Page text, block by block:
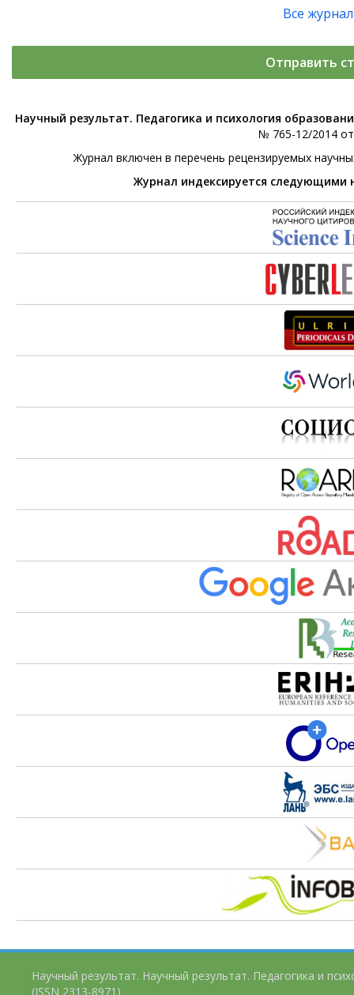
Все
Отправить
Научный результат. Педагогика и психология
№ 765-12/2014
Журнал включен в перечень рецензируемых
Журнал индексируется
Научный результат. Научный результат. Педагогика и
(ISSN 2313-8971)